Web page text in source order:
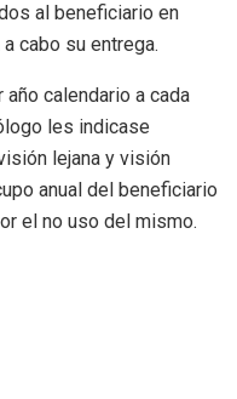
al beneficiario en
cabo su entrega.
calendario a cada
les indicase
lejana y visión
anual del beneficiario
el no uso del mismo.